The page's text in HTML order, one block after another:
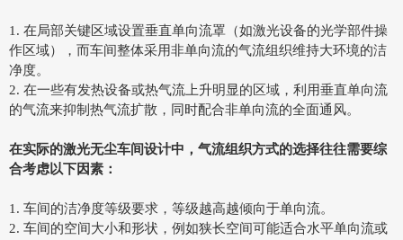
1. 在局部关键区域设置垂直单向流罩（如激光设备的光学部件操
作区域），而车间整体采用非单向流的气流组织维持大环境的洁
净度。
2. 在一些有发热设备或热气流上升明显的区域，利用垂直单向流
的气流来抑制热气流扩散，同时配合非单向流的全面通风。
在实际的激光无尘车间设计中，气流组织方式的选择往往需要综
合考虑以下因素：
1. 车间的洁净度等级要求，等级越高越倾向于单向流。
2. 车间的空间大小和形状，例如狭长空间可能适合水平单向流或